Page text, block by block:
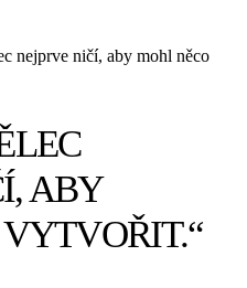
nejprve ničí, aby mohl něco
ABY